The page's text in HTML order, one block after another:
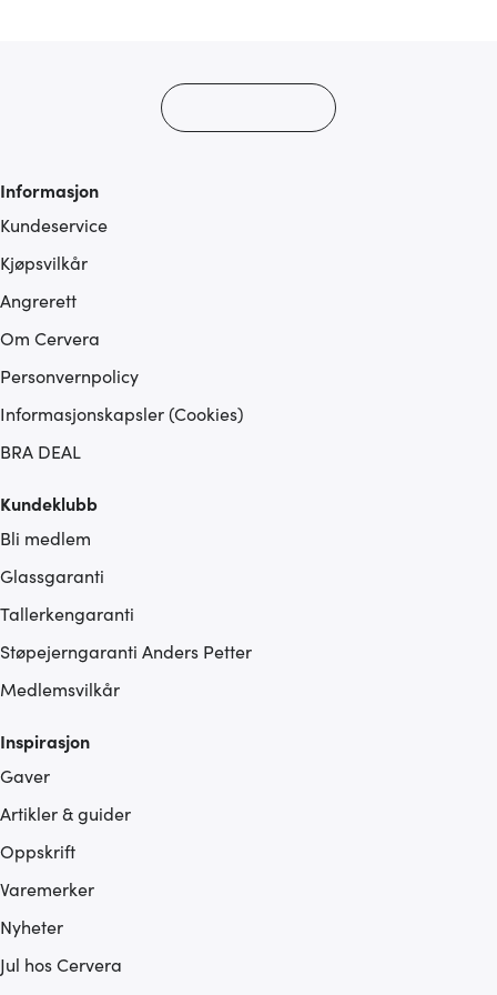
Informasjon
Kundeservice
Kjøpsvilkår
Angrerett
Om Cervera
Personvernpolicy
Informasjonskapsler (Cookies)
BRA DEAL
Kundeklubb
Bli medlem
Glassgaranti
Tallerkengaranti
Støpejerngaranti Anders Petter
Medlemsvilkår
Inspirasjon
Gaver
Artikler & guider
Oppskrift
Varemerker
Nyheter
Jul hos Cervera